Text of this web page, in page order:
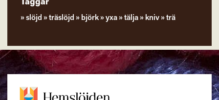
slöjd träslöjd björk yxa tälja kniv trä